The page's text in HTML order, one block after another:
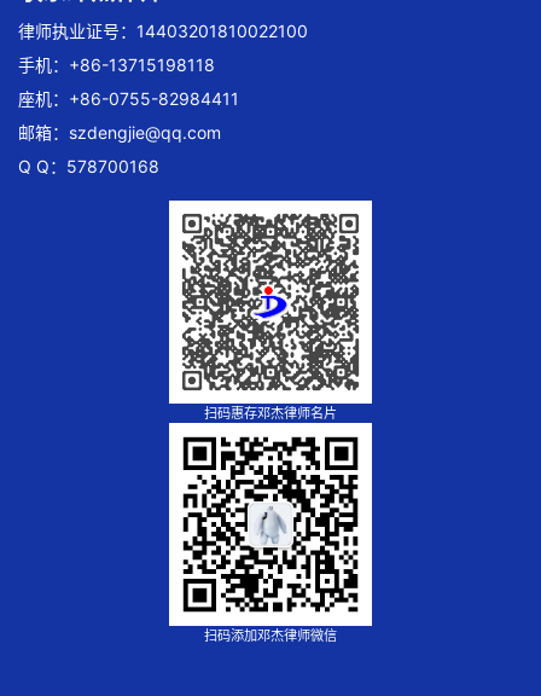
律师执业证号：14403201810022100
手机：+86-13715198118
座机：+86-0755-82984411
邮箱： szdengjie@qq.com
Q Q：578700168
扫码惠存邓杰律师名片
扫码添加邓杰律师微信